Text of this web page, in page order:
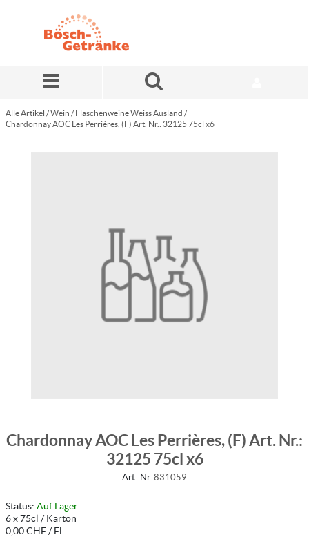
Alle Artikel /Wein / Flaschenweine Weiss Ausland /
Chardonnay AOC Les Perrières, (F) Art. Nr.: 32125 75cl x6
Chardonnay AOC Les Perrières, (F) Art. Nr.:
32125 75cl x6
Art.-Nr. 831059
Status: Auf Lager
6 x 75cl / Karton
0,00 CHF / Fl.